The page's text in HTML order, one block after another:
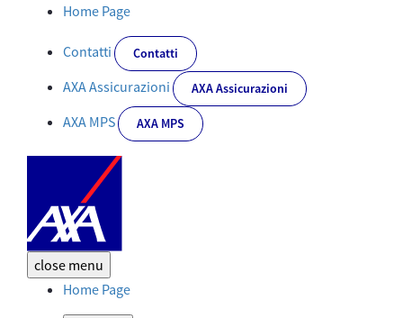
Welfare Advisor: lavora con noi | AXA - Corporate - Corporate
Home Page
Contatti Contatti
AXA Assicurazioni AXA Assicurazioni
AXA MPS AXA MPS
close menu
Home Page